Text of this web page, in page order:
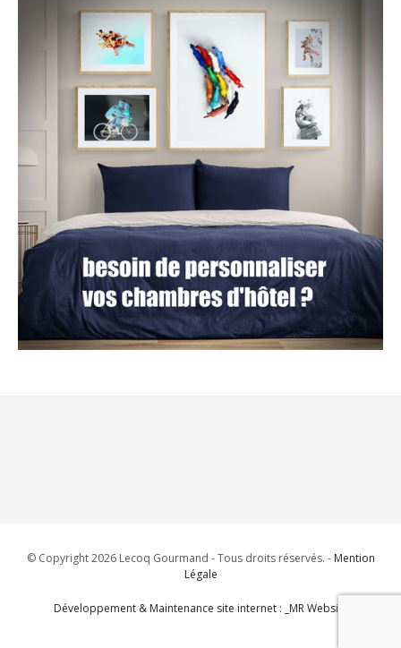
© Copyright 2026 Lecoq Gourmand - Tous droits réservés. - Mention
Légale
Développement & Maintenance site internet : _MR Website